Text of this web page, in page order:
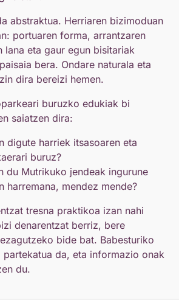
abstraktua. Herriaren bizimoduan
portuaren forma, arrantzaren
lana eta gaur egun bisitariak
bera. Ondare naturala eta
dira bereizi hemen.
buruzko edukiak bi
saiatzen dira:
digute harriek itsasoaren eta
buruz?
du Mutrikuko jendeak ingurune
harremana, mendez mende?
tresna praktikoa izan nahi
denarentzat berriz, bere
bide bat. Babesturiko
partekatua da, eta informazio onak
du.